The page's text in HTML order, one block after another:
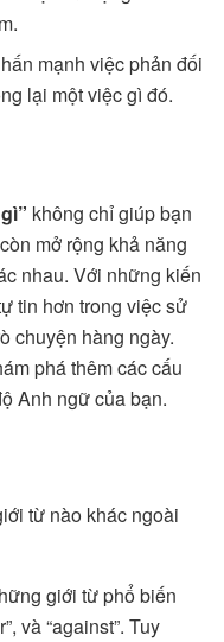
mạnh việc phản đối
lại một việc gì đó.
không chỉ giúp bạn
mở rộng khả năng
nhau. Với những kiến
tin hơn trong việc sử
chuyện hàng ngày.
phá thêm các cấu
Anh ngữ của bạn.
từ nào khác ngoài
giới từ phổ biến
và “against”. Tuy